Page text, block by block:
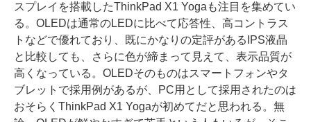
スプレイを搭載したThinkPad X1 Yogaも注目を集めてい
る。OLEDは通常のLEDに比べて応答性、高コントラス
トなどで優れており、既にかなりの定評があるIPS液晶
と比較しても、さらに色が締まって見えて、表示品質が
高くなっている。OLEDそのものはスマートフォンやタ
ブレットで採用例があるが、PC用として採用されたのは
おそらくThinkPad X1 Yogaが初めてだと思われる。無